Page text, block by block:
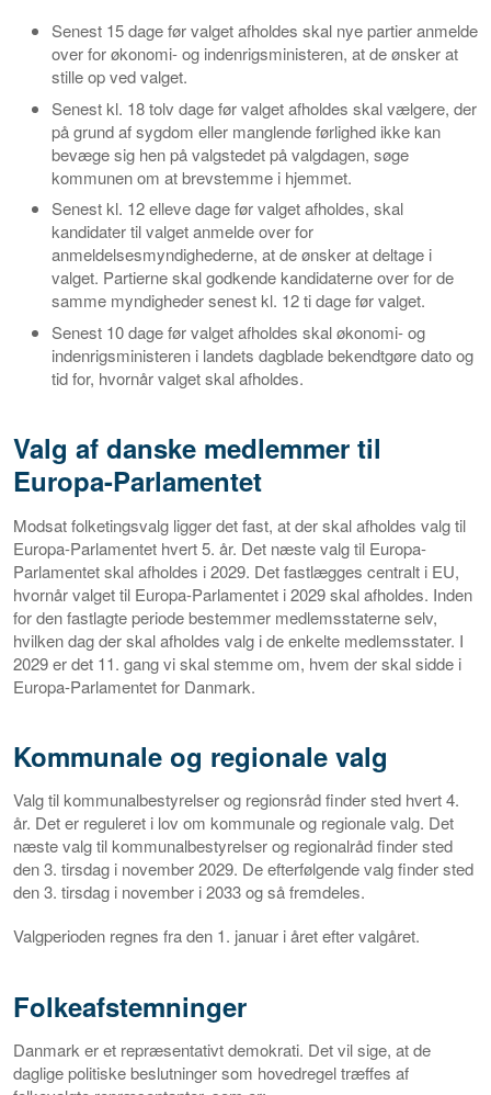
Senest 15 dage før valget afholdes skal nye partier anmelde
over for økonomi- og indenrigsministeren, at de ønsker at
stille op ved valget.
Senest kl. 18 tolv dage før valget afholdes skal vælgere, der
på grund af sygdom eller manglende førlighed ikke kan
bevæge sig hen på valgstedet på valgdagen, søge
kommunen om at brevstemme i hjemmet.
Senest kl. 12 elleve dage før valget afholdes, skal
kandidater til valget anmelde over for
anmeldelsesmyndighederne, at de ønsker at deltage i
valget. Partierne skal godkende kandidaterne over for de
samme myndigheder senest kl. 12 ti dage før valget.
Senest 10 dage før valget afholdes skal økonomi- og
indenrigsministeren i landets dagblade bekendtgøre dato og
tid for, hvornår valget skal afholdes.
Valg af danske medlemmer til
Europa-Parlamentet
Modsat folketingsvalg ligger det fast, at der skal afholdes valg til
Europa-Parlamentet hvert 5. år. Det næste valg til Europa-
Parlamentet skal afholdes i 2029. Det fastlægges centralt i EU,
hvornår valget til Europa-Parlamentet i 2029 skal afholdes. Inden
for den fastlagte periode bestemmer medlemsstaterne selv,
hvilken dag der skal afholdes valg i de enkelte medlemsstater. I
2029 er det 11. gang vi skal stemme om, hvem der skal sidde i
Europa-Parlamentet for Danmark.
Kommunale og regionale valg
Valg til kommunalbestyrelser og regionsråd finder sted hvert 4.
år. Det er reguleret i lov om kommunale og regionale valg. Det
næste valg til kommunalbestyrelser og regionalråd finder sted
den 3. tirsdag i november 2029. De efterfølgende valg finder sted
den 3. tirsdag i november i 2033 og så fremdeles.
Valgperioden regnes fra den 1. januar i året efter valgåret.
Folkeafstemninger
Danmark er et repræsentativt demokrati. Det vil sige, at de
daglige politiske beslutninger som hovedregel træffes af